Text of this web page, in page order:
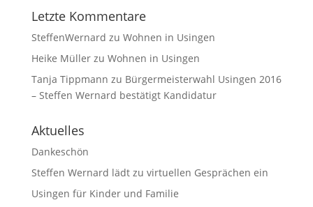
Letzte Kommentare
SteffenWernard zu Wohnen in Usingen
Heike Müllerzu Wohnen in Usingen
Tanja Tippmann zu Bürgermeisterwahl Usingen 2016
– Steffen Wernard bestätigt Kandidatur
Aktuelles
Dankeschön
Steffen Wernard lädt zu virtuellen Gesprächen ein
Usingen für Kinder und Familie